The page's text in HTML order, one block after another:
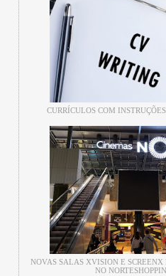
CURRÍCULOS COM
NOVAS SALAS XVISION E SCREENX
NO